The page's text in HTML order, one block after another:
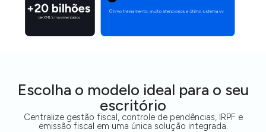
Escolha o modelo ideal para o seu
escritório​
Centralize gestão fiscal, controle de pendências, IRPF e
emissão fiscal em uma única solução integrada.​